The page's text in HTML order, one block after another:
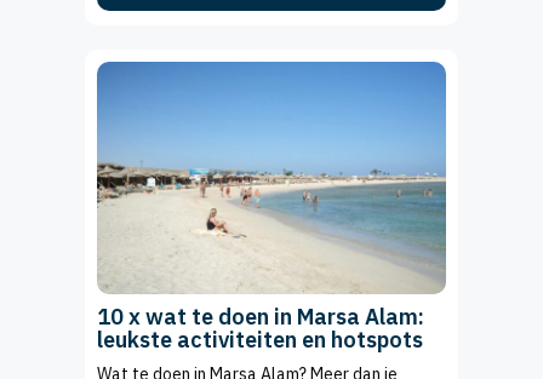
10 x wat te doen in Marsa Alam:
leukste activiteiten en hotspots
Wat te doen in Marsa Alam? Meer dan je